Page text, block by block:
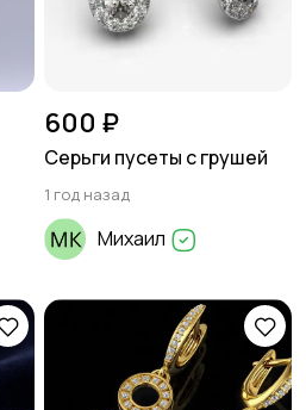
600 ₽
Серьги пусеты с грушей
1 год назад
Михаил